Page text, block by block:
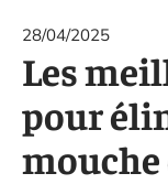
28/04/2025
Les
pour